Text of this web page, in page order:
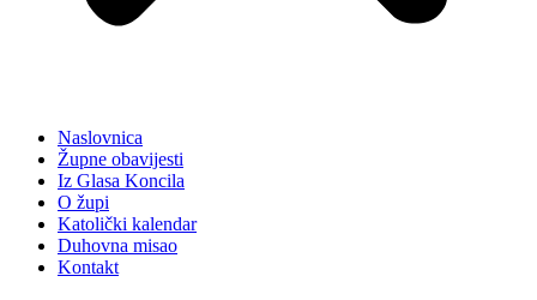
Naslovnica
Župne obavijesti
Iz Glasa Koncila
O župi
Katolički kalendar
Duhovna misao
Kontakt